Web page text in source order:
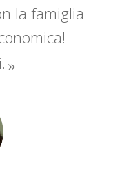
la famiglia